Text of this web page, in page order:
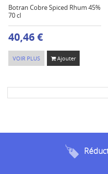
Botran Cobre Spiced Rhum 45%
70 cl
40,46 €
VOIR PLUS Ajouter